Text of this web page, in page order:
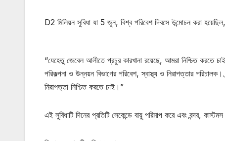
D2 মিলিয়ন সুবিধা যা 5 জুন, বিশ্ব পরিবেশ দিবসে উন্মোচন করা
“যেহেতু জেবেল আলীতে প্রচুর কারখানা রয়েছে, আমরা নিশ্চিত করতে
পরিকল্পনা ও উন্নয়ন বিভাগের পরিবেশ, স্বাস্থ্য ও নিরাপত্তার
নিরাপত্তা নিশ্চিত করতে চাই।”
এই সুবিধাটি দিনের প্রতিটি সেকেন্ডে বায়ু পরিমাপ করে এবং বন্দর,